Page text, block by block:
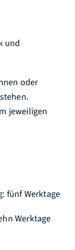
und
oder
jeweiligen
fünf Werktage
Werktage